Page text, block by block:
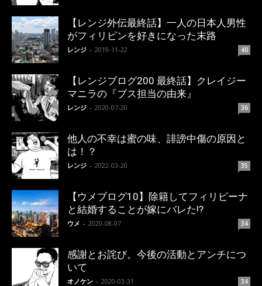
【レンジ外伝最終話】一人の日本人男性
がフィリピンを好きになった末路
レンジ - 2019-11-22 40
【レンジブログ200 最終話】クレイジー
マニラの『ブス担当の由来』
レンジ - 2020-07-20 36
他人の不幸は蜜の味、誹謗中傷の原因と
は！？
レンジ - 2022-03-20 35
【ウメブログ10】除籍してフィリピーナ
と結婚することが嫁にバレた!?
ウメ - 2020-08-07 34
感謝とお詫び。今後の活動とアンチにつ
いて
オノケン - 2020-03-31 34